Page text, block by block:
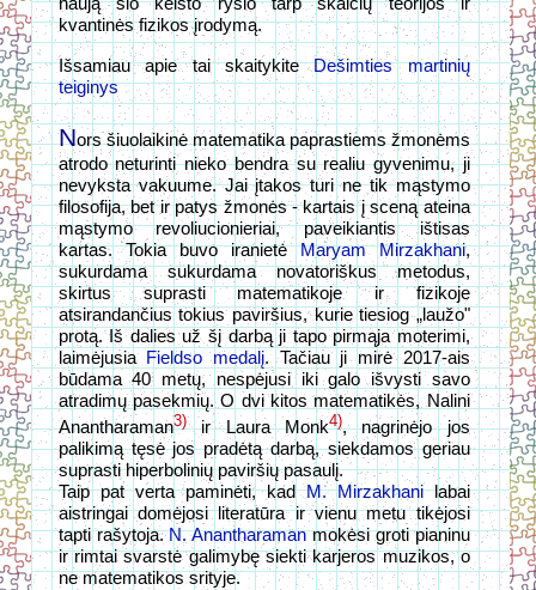
kvantinės fizikos įrodymą.
Išsamiau apie tai skaitykiteDešimties martinių
teiginys
Nors šiuolaikinė matematika paprastiems žmonėms
atrodo neturinti nieko bendra su realiu gyvenimu, ji
nevyksta vakuume. Jai įtakos turi ne tik mąstymo
filosofija, bet ir patys žmonės - kartais į sceną ateina
mąstymo revoliucionieriai, paveikiantis ištisas
kartas. Tokia buvo iranietėMaryam Mirzakhani,
sukurdama sukurdama novatoriškus metodus,
skirtus suprasti matematikoje ir fizikoje
atsirandančius tokius paviršius, kurie tiesiog „laužo"
protą. Iš dalies už šį darbą ji tapo pirmąja moterimi,
laimėjusia Fieldso medalį. Tačiau ji mirė 2017-ais
būdama 40 metų, nespėjusi iki galo išvysti savo
atradimų pasekmių. O dvi kitos matematikės, Nalini
Anantharaman3)ir Laura Monk4), nagrinėjo jos
palikimą tęsė jos pradėtą darbą, siekdamos geriau
suprasti hiperbolinių paviršių pasaulį.
Taip pat verta paminėti, kadM. Mirzakhanilabai
aistringai domėjosi literatūra ir vienu metu tikėjosi
tapti rašytoja.N. Anantharamanmokėsi groti pianinu
ir rimtai svarstė galimybę siekti karjeros muzikos, o
ne matematikos srityje.